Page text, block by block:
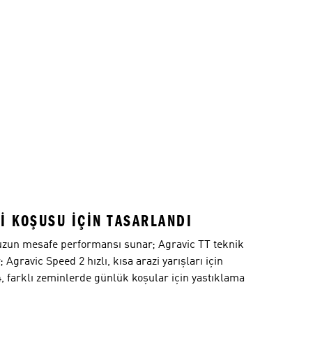
KOŞUSU IÇIN TASARLANDI
mesafe performansı sunar; Agravic TT teknik
Speed 2 hızlı, kısa arazi yarışları için
farklı zeminlerde günlük koşular için yastıklama